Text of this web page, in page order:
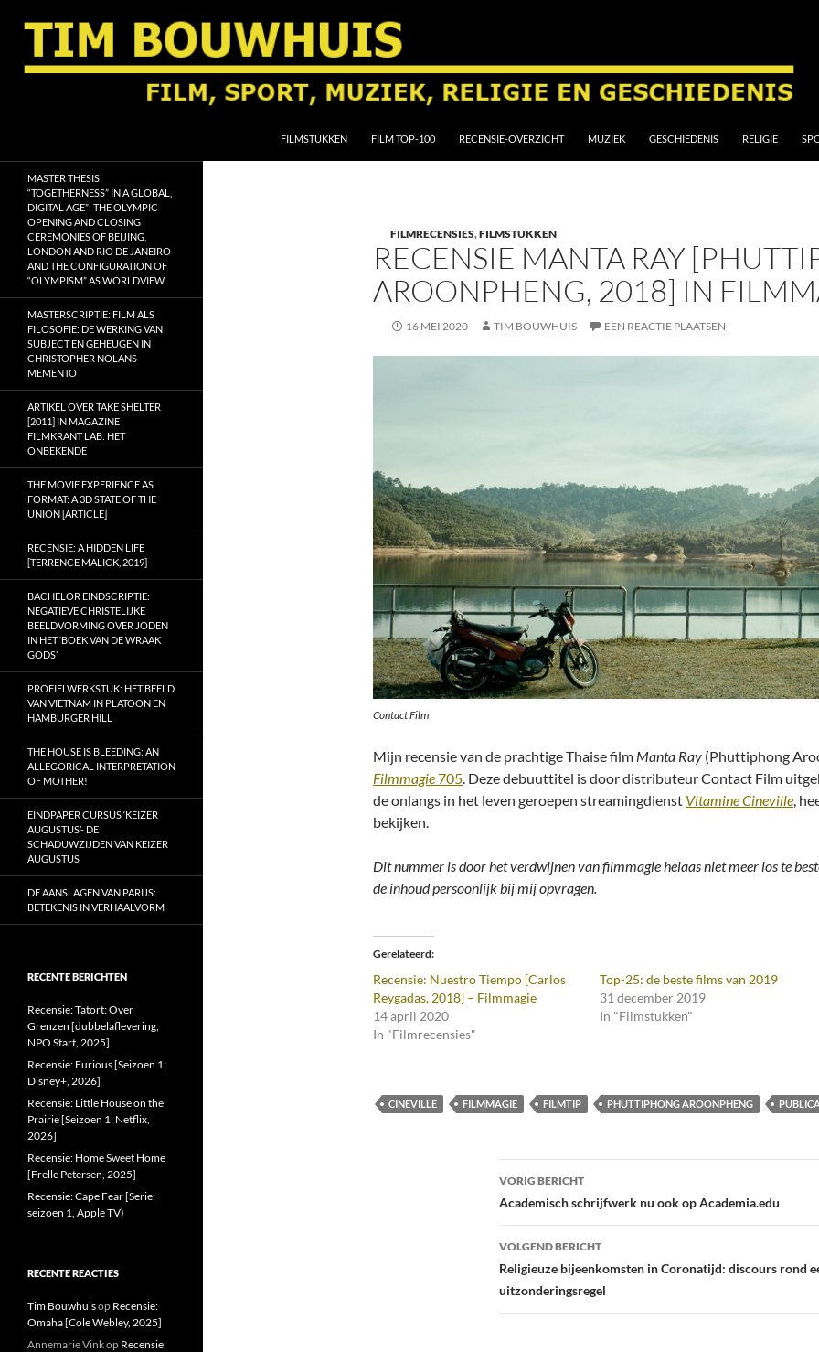
naar
inhoud
FILMSTUKKEN FILM TOP-100 RECENSIE-OVERZICHT MUZIEK GESCHIEDENIS RELIGIE
FILMRECENSIES,FILMSTUKKEN
RECENSIE MANTA RAY
AROONPHENG, 2018] IN
16 MEI 2020 TIM BOUWHUIS EEN REACTIE PLAATSEN
Contact Film
Mijn recensie van de prachtige Thaise film Manta Ray (Phuttiphong
Filmmagie705. Deze debuuttitel is door distributeur Contact Film
de onlangs in het leven geroepen streamingdienst Vitamine Cineville,
bekijken.
Dit nummer is door het verdwijnen van filmmagie helaas niet meer los te
de inhoud persoonlijk bij mij opvragen.
Gerelateerd
Recensie: Nuestro Tiempo [Carlos
Reygadas, 2018] – Filmmagie
14 april 2020
In "Filmrecensies"
Top-25: de beste films van 2019
31 december 2019
In "Filmstukken"
CINEVILLE FILMMAGIE FILMTIP PHUTTIPHONG AROONPHENG
Bericht
navigatie
VORIG BERICHT
Academisch schrijfwerk nu ook op Academia.edu
VOLGEND BERICHT
Religieuze bijeenkomsten in Coronatijd: discours rond
uitzonderingsregel
geschiedenis
MASTER THESIS:
“TOGETHERNESS” IN A GLOBAL,
DIGITAL AGE”: THE OLYMPIC
OPENING AND CLOSING
CEREMONIES OF BEIJING,
LONDON AND RIO DE JANEIRO
AND THE CONFIGURATION OF
“OLYMPISM” AS WORLDVIEW
MASTERSCRIPTIE: FILM ALS
FILOSOFIE: DE WERKING VAN
SUBJECT EN GEHEUGEN IN
CHRISTOPHER NOLANS
MEMENTO
ARTIKEL OVER TAKE SHELTER
[2011] IN MAGAZINE
FILMKRANT LAB: HET
ONBEKENDE
THE MOVIE EXPERIENCE AS
FORMAT: A 3D STATE OF THE
UNION [ARTICLE]
RECENSIE: A HIDDEN LIFE
[TERRENCE MALICK, 2019]
BACHELOR EINDSCRIPTIE:
NEGATIEVE CHRISTELIJKE
BEELDVORMING OVER JODEN
IN HET ‘BOEK VAN DE WRAAK
GODS’
PROFIELWERKSTUK: HET BEELD
VAN VIETNAM IN PLATOON EN
HAMBURGER HILL
THE HOUSE IS BLEEDING: AN
ALLEGORICAL INTERPRETATION
OF MOTHER!
EINDPAPER CURSUS ‘KEIZER
AUGUSTUS’- DE
SCHADUWZIJDEN VAN KEIZER
AUGUSTUS
DE AANSLAGEN VAN PARIJS:
BETEKENIS IN VERHAALVORM
RECENTE BERICHTEN
Recensie: Tatort: Over
Grenzen [dubbelaflevering;
NPO Start, 2025]
Recensie: Furious [Seizoen 1;
Disney+, 2026]
Recensie: Little House on the
Prairie [Seizoen 1; Netflix,
2026]
Recensie: Home Sweet Home
[Frelle Petersen, 2025]
Recensie: Cape Fear [Serie;
seizoen 1, Apple TV)
RECENTE REACTIES
Tim Bouwhuisop Recensie:
Omaha [Cole Webley, 2025]
Annemarie Vinkop Recensie: